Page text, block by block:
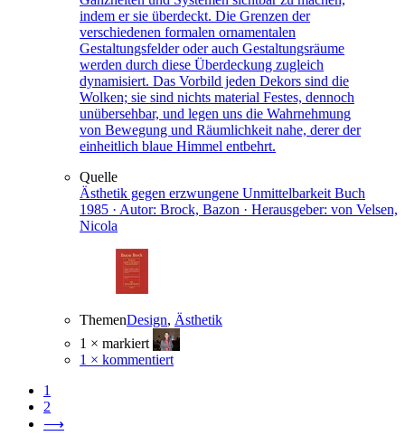
indem er sie überdeckt. Die Grenzen der
verschiedenen formalen ornamentalen
Gestaltungsfelder oder auch Gestaltungsräume
werden durch diese Überdeckung zugleich
dynamisiert. Das Vorbild jeden Dekors sind die
Wolken; sie sind nichts material Festes, dennoch
unübersehbar, und legen uns die Wahrnehmung
von Bewegung und Räumlichkeit nahe, derer der
einheitlich blaue Himmel entbehrt.
Quelle
Ästhetik gegen erzwungene Unmittelbarkeit Buch
1985 · Autor: Brock, Bazon · Herausgeber: von Velsen,
Nicola
ThemenDesign, Ästhetik
1 × markiert
1 × kommentiert
1
2
⟶